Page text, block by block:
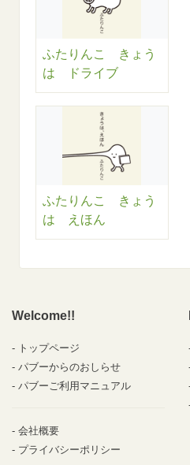
ふたりんこ きょう
は ドライブ
ふたりんこ きょう
は えほん
Welcome!!
トップページ
パブーからのおしらせ
パブーご利用マニュアル
会社概要
プライバシーポリシー